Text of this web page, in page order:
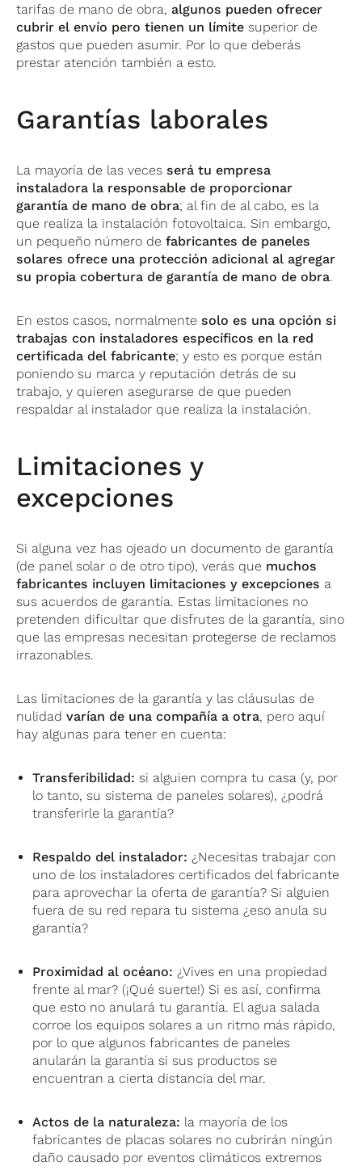
tarifas de mano de obra, algunos pueden ofrecer
cubrir el envío pero tienen un límite superior de
gastos que pueden asumir. Por lo que deberás
prestar atención también a esto.
Garantías laborales
La mayoría de las vecesserá tu empresa
instaladora la responsable de proporcionar
garantía de mano de obra; al fin de al cabo, es la
que realiza la instalación fotovoltaica. Sin embargo,
un pequeño número defabricantes de paneles
solares ofrece una protección adicional al agregar
su propia cobertura de garantía de mano de obra.
En estos casos, normalmentesolo es una opción si
trabajas con instaladores específicos en la red
certificada del fabricante; y esto es porque están
poniendo su marca y reputación detrás de su
trabajo, y quieren asegurarse de que pueden
respaldar al instalador que realiza la instalación.
Limitaciones y
excepciones
Si alguna vez has ojeado un documento de garantía
(de panel solar o de otro tipo), verás que muchos
fabricantes incluyen limitaciones y excepciones a
sus acuerdos de garantía. Estas limitaciones no
pretenden dificultar que disfrutes de la garantía, sino
que las empresas necesitan protegerse de reclamos
irrazonables.
Las limitaciones de la garantía y las cláusulas de
nulidadvarían de una compañía a otra, pero aquí
hay algunas para tener en cuenta:
Transferibilidad: si alguien compra tu casa (y, por
lo tanto, su sistema de paneles solares), ¿podrá
transferirle la garantía?
Respaldo del instalador: ¿Necesitas trabajar con
uno de los instaladores certificados del fabricante
para aprovechar la oferta de garantía? Si alguien
fuera de su red repara tu sistema ¿eso anula su
garantía?
Proximidad al océano: ¿Vives en una propiedad
frente al mar? (¡Qué suerte!) Si es así, confirma
que esto no anulará tu garantía. El agua salada
corroe los equipos solares a un ritmo más rápido,
por lo que algunos fabricantes de paneles
anularán la garantía si sus productos se
encuentran a cierta distancia del mar.
Actos de la naturaleza: la mayoría de los
fabricantes de placas solares no cubrirán ningún
daño causado por eventos climáticos extremos